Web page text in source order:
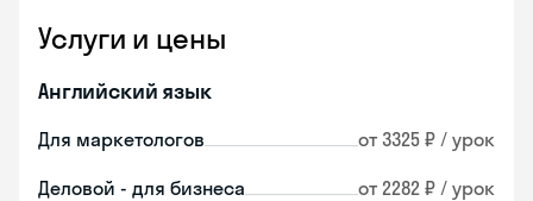
Услуги и цены
Английский язык
Для маркетологов от 3325 ₽ / урок
Деловой - для бизнеса от 2282 ₽ / урок